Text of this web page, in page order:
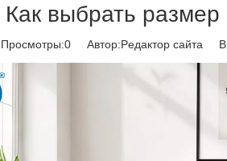
Как выбрать
Просмотры:0 Автор:Pедактор сайта